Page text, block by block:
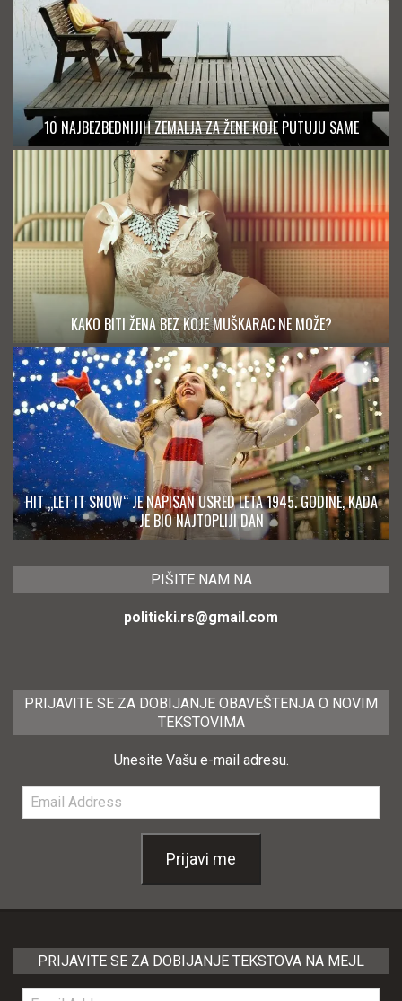
10 NAJBEZBEDNIJIH ZEMALJA ZA ŽENE KOJE PUTUJU SAME
KAKO BITI ŽENA BEZ KOJE MUŠKARAC NE MOŽE?
HIT „LET IT SNOW“ JE NAPISAN USRED LETA 1945. GODINE, KADA
JE BIO NAJTOPLIJI DAN
PIŠITE NAM NA
politicki.rs@gmail.com
PRIJAVITE SE ZA DOBIJANJE OBAVEŠTENJA O NOVIM
TEKSTOVIMA
Unesite Vašu e-mail adresu.
Email
Address
Prijavi me
PRIJAVITE SE ZA DOBIJANJE TEKSTOVA NA MEJL
Email